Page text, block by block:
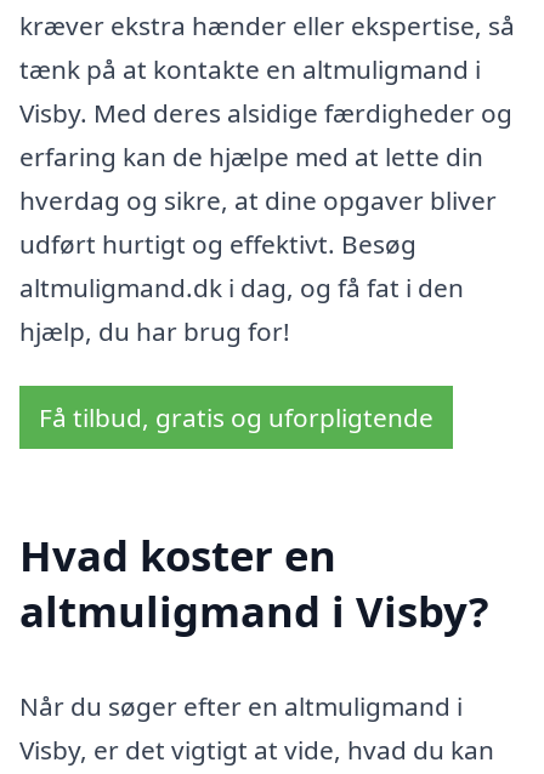
kræver ekstra hænder eller ekspertise, så
tænk på at kontakte en altmuligmand i
Visby. Med deres alsidige færdigheder og
erfaring kan de hjælpe med at lette din
hverdag og sikre, at dine opgaver bliver
udført hurtigt og effektivt. Besøg
altmuligmand.dk i dag, og få fat i den
hjælp, du har brug for!
Få tilbud, gratis og uforpligtende
Hvad koster en
altmuligmand i Visby?
Når du søger efter en altmuligmand i
Visby, er det vigtigt at vide, hvad du kan